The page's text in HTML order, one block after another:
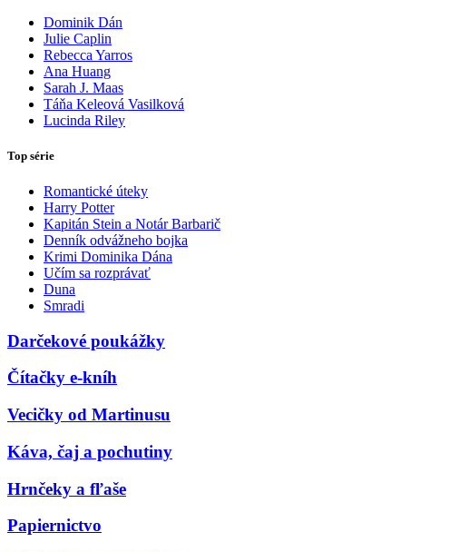
Dominik Dán
Julie Caplin
Rebecca Yarros
Ana Huang
Sarah J. Maas
Táňa Keleová Vasilková
Lucinda Riley
Top série
Romantické úteky
Harry Potter
Kapitán Stein a Notár Barbarič
Denník odvážneho bojka
Krimi Dominika Dána
Učím sa rozprávať
Duna
Smradi
Darčekové poukážky
Čítačky e-kníh
Vecičky od Martinusu
Káva, čaj a pochutiny
Hrnčeky a fľaše
Papiernictvo